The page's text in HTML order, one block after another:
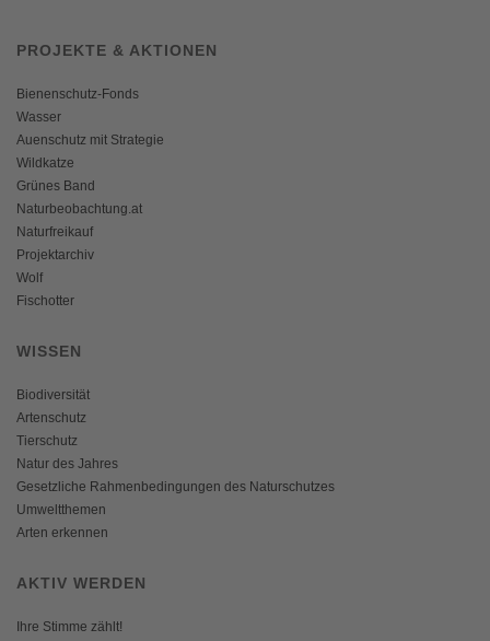
PROJEKTE & AKTIONEN
Bienenschutz-Fonds
Wasser
Auenschutz mit Strategie
Wildkatze
Grünes Band
Naturbeobachtung.at
Naturfreikauf
Projektarchiv
Wolf
Fischotter
WISSEN
Biodiversität
Artenschutz
Tierschutz
Natur des Jahres
Gesetzliche Rahmenbedingungen des Naturschutzes
Umweltthemen
Arten erkennen
AKTIV WERDEN
Ihre Stimme zählt!